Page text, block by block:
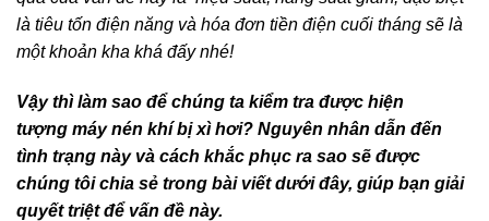
là tiêu tốn điện năng và hóa đơn tiền điện cuối tháng sẽ là
một khoản kha khá đấy nhé!
Vậy thì làm sao để chúng ta kiểm tra được hiện
tượng máy nén khí bị xì hơi? Nguyên nhân dẫn đến
tình trạng này và cách khắc phục ra sao sẽ được
chúng tôi chia sẻ trong bài viết dưới đây, giúp bạn giải
quyết triệt để vấn đề này.